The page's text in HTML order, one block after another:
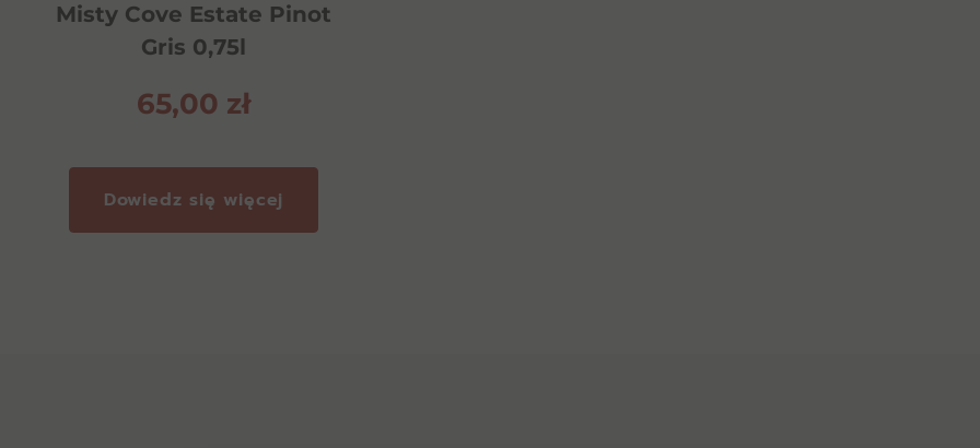
Misty Cove Estate Pinot
Gris 0,75l
65,00 zł
Dowiedz się więcej